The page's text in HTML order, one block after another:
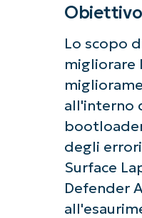
Obiettivo
Lo scopo
migliorare
all'interno
degli
Surface
Defender